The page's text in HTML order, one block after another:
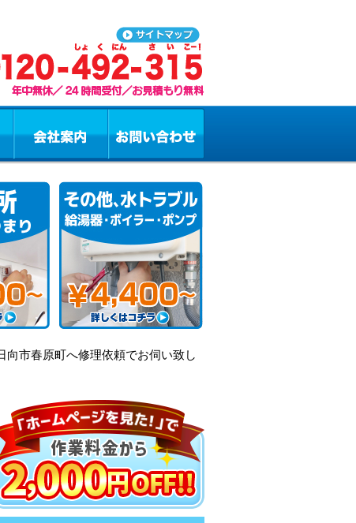
向市春原町へ修理依頼でお伺い致し